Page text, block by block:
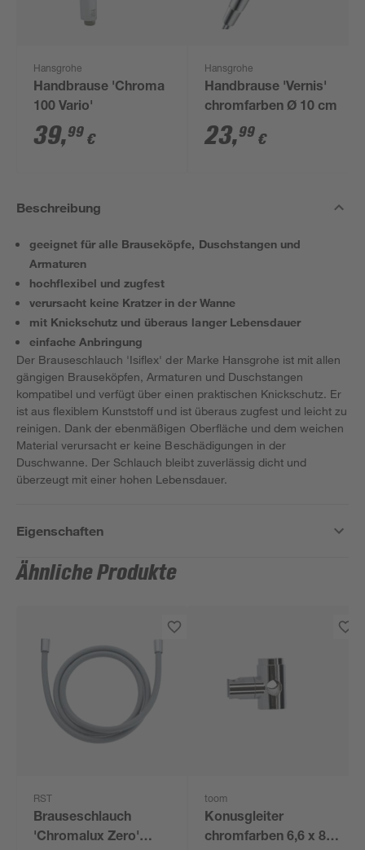
Hansgrohe
Handbrause 'Chroma
100 Vario'
39,99 €
Hansgrohe
Handbrause 'Vernis'
chromfarben Ø 10 cm
23,99 €
Beschreibung
geeignet für alle Brauseköpfe, Duschstangen und
Armaturen
hochflexibel und zugfest
verursacht keine Kratzer in der Wanne
mit Knickschutz und überaus langer Lebensdauer
einfache Anbringung
Der Brauseschlauch 'Isiflex' der Marke Hansgrohe ist mit allen
gängigen Brauseköpfen, Armaturen und Duschstangen
kompatibel und verfügt über einen praktischen Knickschutz. Er
ist aus flexiblem Kunststoff und ist überaus zugfest und leicht zu
reinigen. Dank der ebenmäßigen Oberfläche und dem weichen
Material verursacht er keine Beschädigungen in der
Duschwanne. Der Schlauch bleibt zuverlässig dicht und
überzeugt mit einer hohen Lebensdauer.
Eigenschaften
Ähnliche Produkte
RST
Brauseschlauch
'Chromalux Zero'
toom
Konusgleiter
chromfarben 6,6 x 8,7